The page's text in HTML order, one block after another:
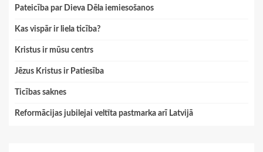
Pateicība par Dieva Dēla iemiesošanos
Kas vispār ir liela ticība?
Kristus ir mūsu centrs
Jēzus Kristus ir Patiesība
Ticības saknes
Reformācijas jubilejai veltīta pastmarka arī Latvijā